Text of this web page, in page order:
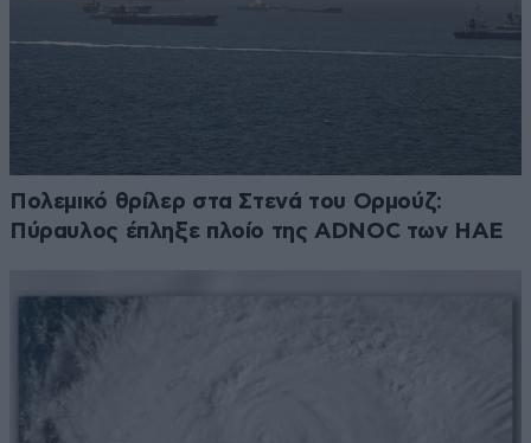
Πολεμικό θρίλερ στα Στενά του Ορμούζ:
Πύραυλος έπληξε πλοίο της ADNOC των ΗΑΕ